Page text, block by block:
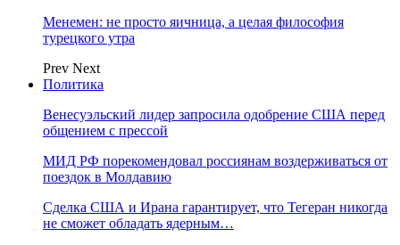
Менемен: не просто яичница, а целая философия
турецкого утра
Prev Next
Политика
Венесуэльский лидер запросила одобрение США перед
общением с прессой
МИД РФ порекомендовал россиянам воздерживаться от
поездок в Молдавию
Сделка США и Ирана гарантирует, что Тегеран никогда
не сможет обладать ядерным…